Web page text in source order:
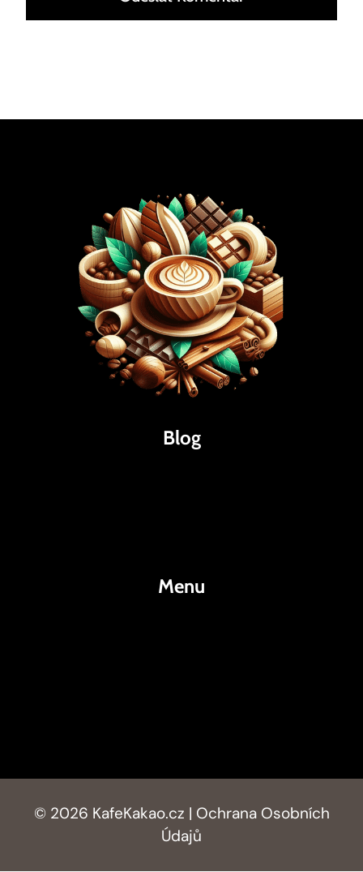
Blog
Menu
© 2026 KafeKakao.cz | Ochrana Osobních
Údajů